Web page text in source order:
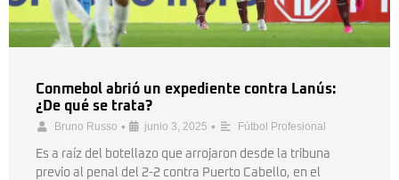
Conmebol abrió un expediente contra Lanús:
¿De qué se trata?
Bruno Russo • junio 3, 2025 • Fútbol Profesional
Es a raíz del botellazo que arrojaron desde la tribuna
previo al penal del 2-2 contra Puerto Cabello, en el